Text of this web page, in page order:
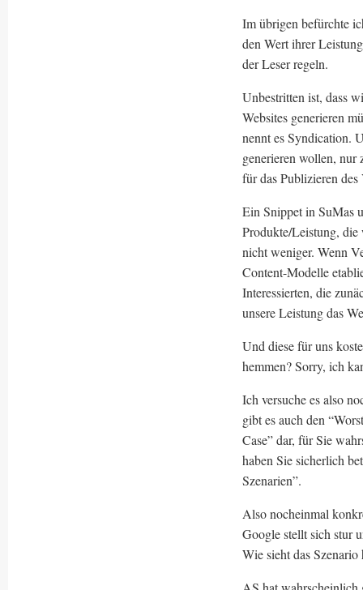
Im übrigen befürchte
den Wert ihrer
der Leser regeln.
Unbestritten ist, dass
Websites generieren
nennt es Syndication.
generieren wollen, nur
für das Publizieren
Ein Snippet in SuMas
Produkte/Leistung,
nicht weniger. Wenn
Content-Modelle
Interessierten, die
unsere Leistung das
Und diese für uns
hemmen? Sorry, ich
Ich versuche es also
gibt es auch den
Case” dar, für Sie
haben Sie sicherlich
Szenarien”.
Also nocheinmal
Google stellt sich stur
Wie sieht das